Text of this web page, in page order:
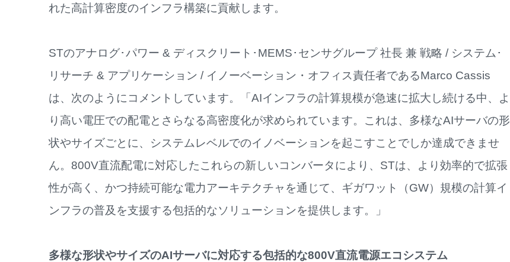
れた高計算密度のインフラ構築に貢献します。
STのアナログ･パワー & ディスクリート･MEMS･センサグループ 社長 兼 戦略 / システム･
リサーチ & アプリケーション / イノーベーション・オフィス責任者であるMarco Cassis
は、次のようにコメントしています。「AIインフラの計算規模が急速に拡大し続ける中、よ
り高い電圧での配電とさらなる高密度化が求められています。これは、多様なAIサーバの形
状やサイズごとに、システムレベルでのイノベーションを起こすことでしか達成できませ
ん。800V直流配電に対応したこれらの新しいコンバータにより、STは、より効率的で拡張
性が高く、かつ持続可能な電力アーキテクチャを通じて、ギガワット（GW）規模の計算イ
ンフラの普及を支援する包括的なソリューションを提供します。」
多様な形状やサイズのAIサーバに対応する包括的な800V直流電源エコシステム